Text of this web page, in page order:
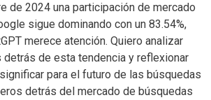
de 2024 una participación de mercado
sigue dominando con un 83.54%,
merece atención. Quiero analizar
de esta tendencia y reflexionar
para el futuro de las búsquedas
detrás del mercado de búsquedas